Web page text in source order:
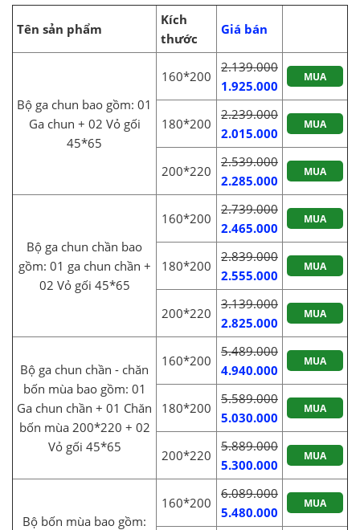
Tên sản phẩm
Kích
thước
Giá bán
Bộ ga chun bao gồm: 01
Ga chun + 02 Vỏ gối
45*65
160*200
2.139.000
1.925.000
MUA
180*200
2.239.000
2.015.000
MUA
200*220
2.539.000
2.285.000
MUA
Bộ ga chun chần bao
gồm: 01 ga chun chần +
02 Vỏ gối 45*65
160*200
2.739.000
2.465.000
MUA
180*200
2.839.000
2.555.000
MUA
200*220
3.139.000
2.825.000
MUA
Bộ ga chun chần - chăn
bốn mùa bao gồm: 01
Ga chun chần + 01 Chăn
bốn mùa 200*220 + 02
Vỏ gối 45*65
160*200
5.489.000
4.940.000
MUA
180*200
5.589.000
5.030.000
MUA
200*220
5.889.000
5.300.000
MUA
Bộ bốn mùa bao gồm:
160*200
6.089.000
5.480.000
MUA